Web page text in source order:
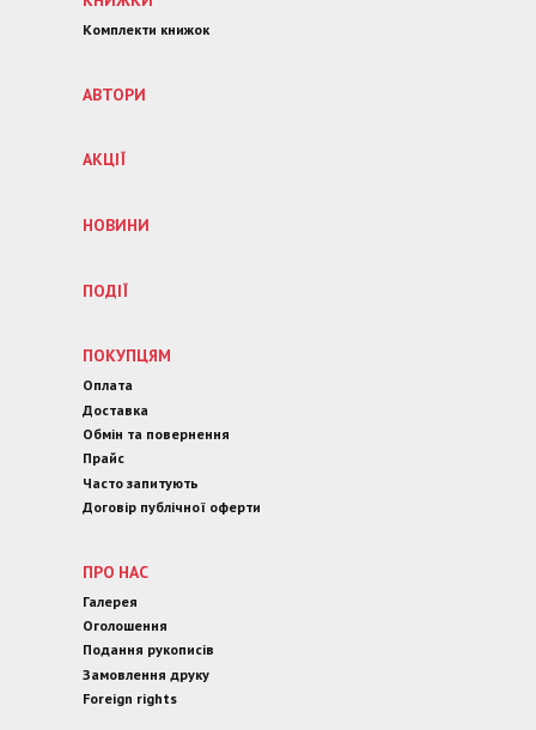
Комплекти книжок
АВТОРИ
АКЦІЇ
НОВИНИ
ПОДІЇ
ПОКУПЦЯМ
Оплата
Доставка
Обмін та повернення
Прайс
Часто запитують
Договір публічної оферти
ПРО НАС
Галерея
Оголошення
Подання рукописів
Замовлення друку
Foreign rights